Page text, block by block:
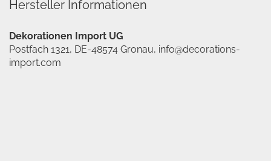
Hersteller Informationen
Dekorationen Import UG
Postfach 1321, DE-48574 Gronau, info@decorations-
import.com